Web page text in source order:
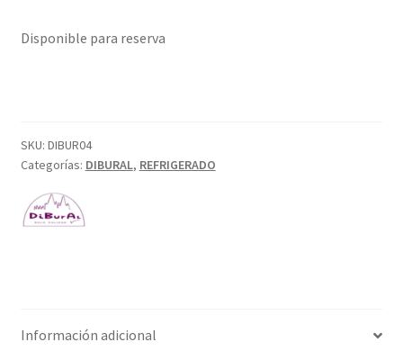
Disponible para reserva
SKU: DIBUR04
Categorías: DIBURAL, REFRIGERADO
Información adicional